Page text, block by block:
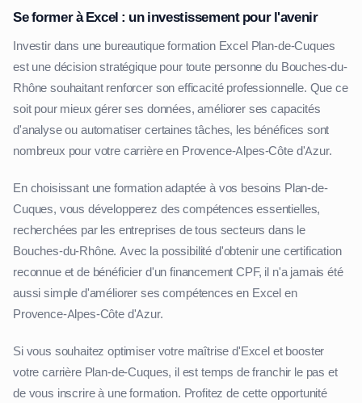
Se former à Excel : un investissement pour l'avenir
Investir dans une bureautique formation Excel Plan-de-Cuques
est une décision stratégique pour toute personne du Bouches-du-
Rhône souhaitant renforcer son efficacité professionnelle. Que ce
soit pour mieux gérer ses données, améliorer ses capacités
d'analyse ou automatiser certaines tâches, les bénéfices sont
nombreux pour votre carrière en Provence-Alpes-Côte d'Azur.
En choisissant une formation adaptée à vos besoins Plan-de-
Cuques, vous développerez des compétences essentielles,
recherchées par les entreprises de tous secteurs dans le
Bouches-du-Rhône. Avec la possibilité d'obtenir une certification
reconnue et de bénéficier d'un financement CPF, il n'a jamais été
aussi simple d'améliorer ses compétences en Excel en
Provence-Alpes-Côte d'Azur.
Si vous souhaitez optimiser votre maîtrise d'Excel et booster
votre carrière Plan-de-Cuques, il est temps de franchir le pas et
de vous inscrire à une formation. Profitez de cette opportunité